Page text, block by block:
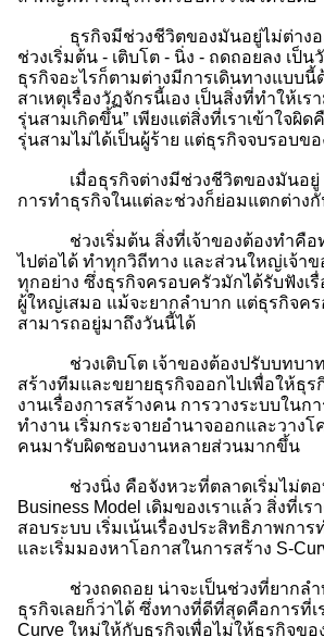
ธุรกิจมีช่วงชีวิตของมันอยู่ไม่ต่าง
ช่วงเริ่มต้น - เติบโต - นิ่ง - ถดถอยลง เป็
ธุรกิจอะไรก็ตามต่างมีการเดินทางแบบนี้
สาเหตุเรื่องวัฏจักรนี้เอง เป็นสิ่งที่ทำให้เร
รุ่นสามเกิดขึ้น” เพียงแต่สิ่งที่เราเข้าใจผิ
รุ่นสามไม่ได้เป็นผู้ร้าย แต่ธุรกิจจบรอบข
เมื่อธุรกิจต่างมีช่วงชีวิตของมันอ
การทำธุรกิจในแต่ละช่วงก็ย่อมแตกต่าง
ช่วงเริ่มต้น สิ่งที่เจ้าของต้องทำคือ
ไปต่อได้ ทำทุกวิถีทาง และส่วนใหญ่เจ้าข
ทุกอย่าง ซึ่งธุรกิจครอบครัวมักได้รับฟังเ
ผู้ใหญ่เสมอ แม้จะยากลำบาก แต่ธุรกิจค
สามารถอยู่มาถึงวันนี้ได้
ช่วงเติบโต เจ้าของต้องปรับบทบา
สร้างทีมและขยายธุรกิจออกไปเพื่อให้ธุร
งานเรื่องการสร้างคน การวางระบบในก
ทำงาน เริ่มกระจายอำนาจออกและวางโ
คนมารับผิดชอบงานหลายส่วนมากขึ้น
ช่วงนิ่ง คือจังหวะที่ตลาดเริ่มไม่ต
Business Model เดิมของเราแล้ว สิ่งที่เ
สอบระบบ เริ่มเน้นเรื่องประสิทธิภาพกา
และเริ่มมองหาโอกาสในการสร้าง S-
ช่วงถดถอย น่าจะเป็นช่วงที่ยากล
ธุรกิจเลยก็ว่าได้ ซึ่งทางที่ดีที่สุดคือการที่
Curve ใหม่ให้กับธุรกิจเพื่อไม่ให้ธุรกิจขอ